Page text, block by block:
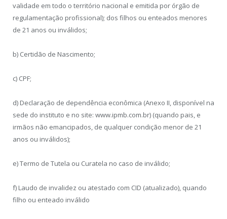
validade em todo o território nacional e emitida por órgão de
regulamentação profissional); dos filhos ou enteados menores
de 21 anos ou inválidos;
b) Certidão de Nascimento;
c) CPF;
d) Declaração de dependência econômica (Anexo II, disponível na
sede do instituto e no site: www.ipmb.com.br) (quando pais, e
irmãos não emancipados, de qualquer condição menor de 21
anos ou inválidos);
e) Termo de Tutela ou Curatela no caso de inválido;
f) Laudo de invalidez ou atestado com CID (atualizado), quando
filho ou enteado inválido